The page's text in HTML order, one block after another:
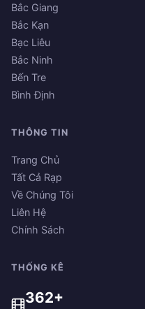
Bắc Giang
Bắc Kạn
Bạc Liêu
Bắc Ninh
Bến Tre
Bình Định
THÔNG TIN
Trang Chủ
Tất Cả Rạp
Về Chúng Tôi
Liên Hệ
Chính Sách
THỐNG KÊ
362+